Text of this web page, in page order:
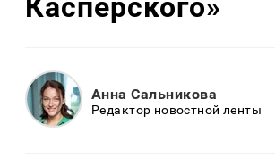
Касперского»
Анна Сальникова
Редактор новостной ленты